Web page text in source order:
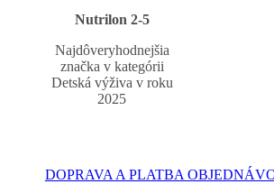
Nutrilon 2-5
Najdôveryhodnejšia
značka v kategórii
Detská výživa v roku
2025
DOPRAVA A PLATBA